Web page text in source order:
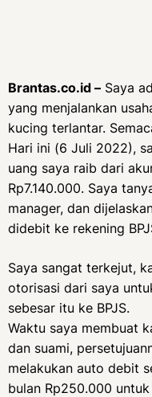
Brantas.co.id – Saya
yang menjalankan
kucing terlantar.
Hari ini (6 Juli 2022),
uang saya raib dari
Rp7.140.000. Saya
manager, dan
didebit ke rekening
Saya sangat terkejut,
otorisasi dari saya
sebesar itu ke BPJS.
Waktu saya membuat
dan suami,
melakukan auto debit
bulan Rp250.000